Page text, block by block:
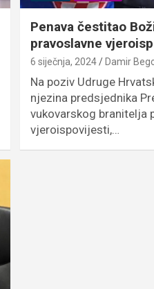
Penava čestitao
pravoslavne
6 siječnja, 2024 Damir
Na poziv Udruge
njezina predsjednika
vukovarskog branitelja
vjeroispovijesti,…